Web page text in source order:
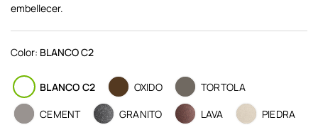
embellecer.
Color: BLANCO C2
BLANCO C2 OXIDO
TORTOLA
CEMENT
GRANITO LAVA
PIEDRA